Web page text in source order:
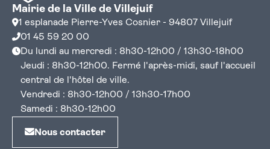
Mairie de la Ville de Villejuif
1 esplanade Pierre-Yves Cosnier - 94807 Villejuif
01 45 59 20 00
Du lundi au mercredi : 8h30-12h00 / 13h30-18h00
Jeudi : 8h30-12h00. Fermé l'après-midi, sauf l'accueil
central de l'hôtel de ville.
Vendredi : 8h30-12h00 / 13h30-17h00
Samedi : 8h30-12h00
Nous contacter